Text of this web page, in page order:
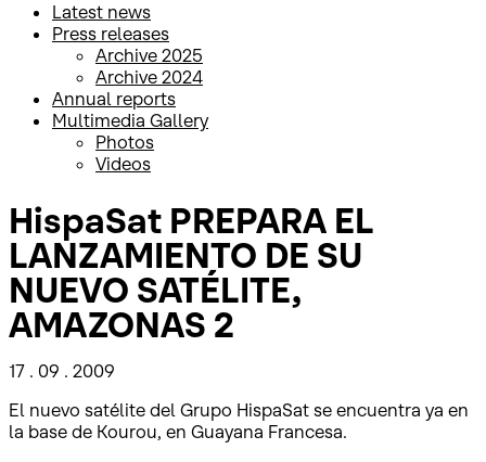
Latest news
Press releases
Archive 2025
Archive 2024
Annual reports
Multimedia Gallery
Photos
Videos
HispaSat PREPARA EL
LANZAMIENTO DE SU
NUEVO SATÉLITE,
AMAZONAS 2
17 . 09 . 2009
El nuevo satélite del Grupo HispaSat se encuentra ya en
la base de Kourou, en Guayana Francesa.